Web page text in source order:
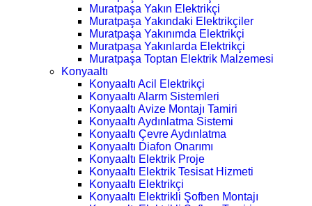
Muratpaşa Yakın Elektrikçi
Muratpaşa Yakındaki Elektrikçiler
Muratpaşa Yakınımda Elektrikçi
Muratpaşa Yakınlarda Elektrikçi
Muratpaşa Toptan Elektrik Malzemesi
Konyaaltı
Konyaaltı Acil Elektrikçi
Konyaaltı Alarm Sistemleri
Konyaaltı Avize Montajı Tamiri
Konyaaltı Aydınlatma Sistemi
Konyaaltı Çevre Aydınlatma
Konyaaltı Diafon Onarımı
Konyaaltı Elektrik Proje
Konyaaltı Elektrik Tesisat Hizmeti
Konyaaltı Elektrikçi
Konyaaltı Elektrikli Şofben Montajı